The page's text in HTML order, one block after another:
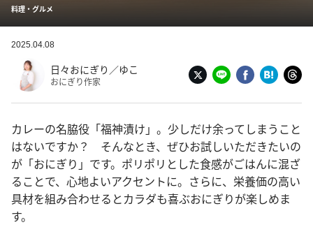
料理・グルメ
2025.04.08
日々おにぎり／ゆこ
おにぎり作家
カレーの名脇役「福神漬け」。少しだけ余ってしまうこと
はないですか？ そんなとき、ぜひお試しいただきたいの
が「おにぎり」です。ポリポリとした食感がごはんに混ざ
ることで、心地よいアクセントに。さらに、栄養価の高い
具材を組み合わせるとカラダも喜ぶおにぎりが楽しめま
す。